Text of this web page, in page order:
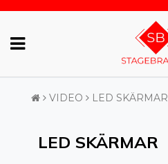
VIDEO LED SKÄRMAR
LED SKÄRMAR